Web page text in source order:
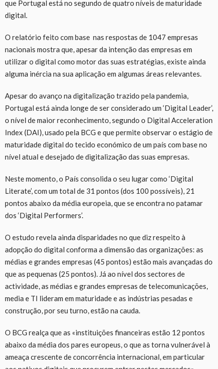
que Portugal está no segundo de quatro níveis de maturidade
digital.
O relatório feito com base nas respostas de 1047 empresas
nacionais mostra que, apesar da intenção das empresas em
utilizar o digital como motor das suas estratégias, existe ainda
alguma inércia na sua aplicação em algumas áreas relevantes.
Apesar do avanço na digitalização trazido pela pandemia,
Portugal está ainda longe de ser considerado um ‘Digital Leader’,
o nível de maior reconhecimento, segundo o Digital Acceleration
Index (DAI), usado pela BCG e que permite observar o estágio de
maturidade digital do tecido económico de um país com base no
nível atual e desejado de digitalização das suas empresas.
Neste momento, o País consolida o seu lugar como ‘Digital
Literate’, com um total de 31 pontos (dos 100 possíveis), 21
pontos abaixo da média europeia, que se encontra no patamar
dos ‘Digital Performers’.
O estudo revela ainda disparidades no que diz respeito à
adopção do digital conforma a dimensão das organizações: as
médias e grandes empresas (45 pontos) estão mais avançadas do
que as pequenas (25 pontos). Já ao nível dos sectores de
actividade, as médias e grandes empresas de telecomunicações,
media e TI lideram em maturidade e as indústrias pesadas e
construção, por seu turno, estão na cauda.
O BCG realça que as «instituições financeiras estão 12 pontos
abaixo da média dos pares europeus, o que as torna vulnerável à
ameaça crescente de concorrência internacional, em particular